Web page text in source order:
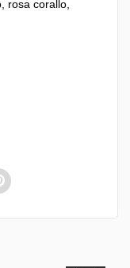
rosa corallo,